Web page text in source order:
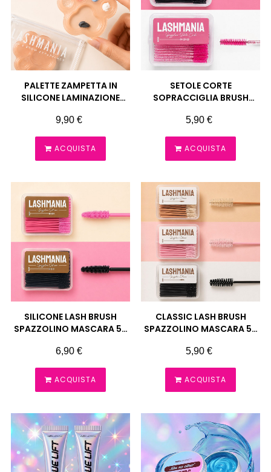
PALETTE ZAMPETTA IN
SILICONE LAMINAZIONE
Prezzo
9,90 €
ACQUISTA
SETOLE CORTE
SOPRACCIGLIA BRUSH
LASHMANIA
Prezzo
5,90 €
ACQUISTA
SILICONE LASH BRUSH
SPAZZOLINO MASCARA 50
Prezzo
6,90 €
ACQUISTA
CLASSIC LASH BRUSH
SPAZZOLINO MASCARA 50
Prezzo
5,90 €
ACQUISTA